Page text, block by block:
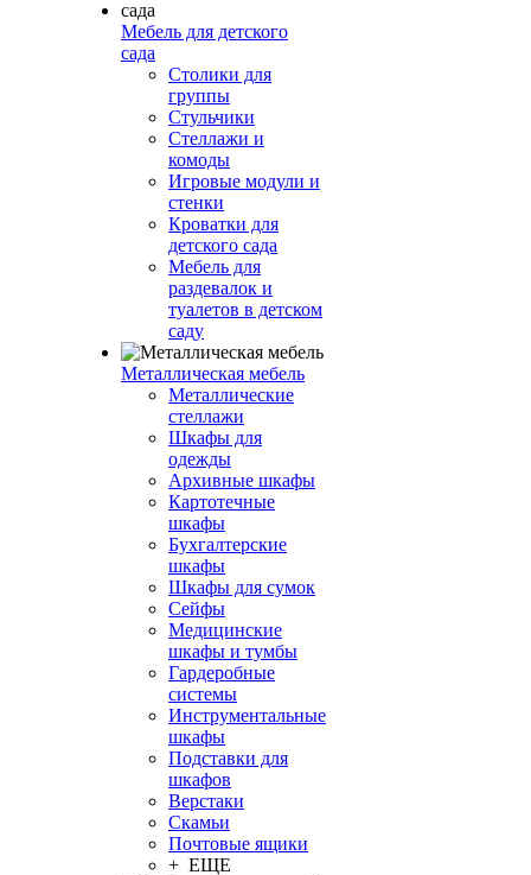
Мебель для детского
сада
Столики для
группы
Стульчики
Стеллажи и
комоды
Игровые модули и
стенки
Кроватки для
детского сада
Мебель для
раздевалок и
туалетов в детском
саду
Металлическая мебель
Металлические
стеллажи
Шкафы для
одежды
Архивные шкафы
Картотечные
шкафы
Бухгалтерские
шкафы
Шкафы для сумок
Сейфы
Медицинские
шкафы и тумбы
Гардеробные
системы
Инструментальные
шкафы
Подставки для
шкафов
Верстаки
Скамьи
Почтовые ящики
+ ЕЩЕ